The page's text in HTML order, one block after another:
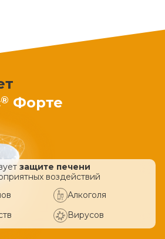
® Форте
защите печени
воздействий
Алкоголя
Вирусов